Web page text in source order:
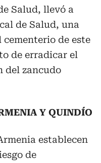
Salud, llevó a
de Salud, una
de este
de erradicar el
del zancudo
Y QUINDÍO
establecen
de